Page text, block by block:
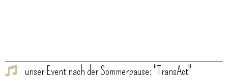
unser Event nach der Sommerpause: "TransAct"